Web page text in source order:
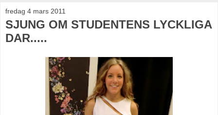
fredag 4 mars 2011
SJUNG OM STUDENTENS LYCKLIGA
DAR.....